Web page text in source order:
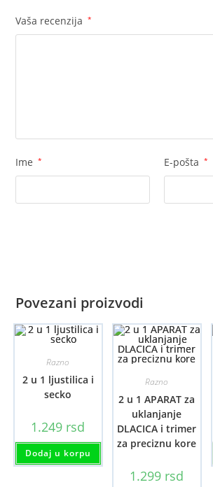
Vaša recenzija *
Ime * E-pošta *
Povezani proizvodi
Razno
2 u 1 ljustilica i
secko
1.249 rsd
Dodaj u korpu
Razno
2 u 1 APARAT za
uklanjanje
DLACICA i trimer
za preciznu kore
1.299 rsd